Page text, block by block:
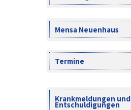
Mensa Neuenhaus
Termine
Krankmeldungen und
Entschuldigungen